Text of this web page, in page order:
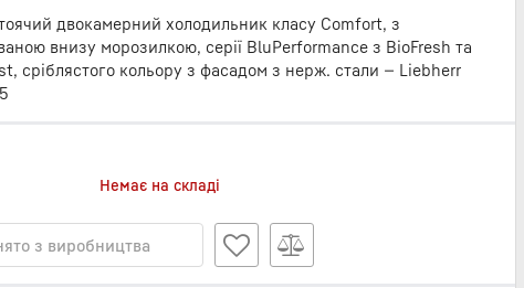
двокамерний холодильник класу Comfort, з
внизу морозилкою, серії BluPerformance з BioFresh та
сріблястого кольору з фасадом з нерж. стали — Liebherr
Немає на складі
з виробництва